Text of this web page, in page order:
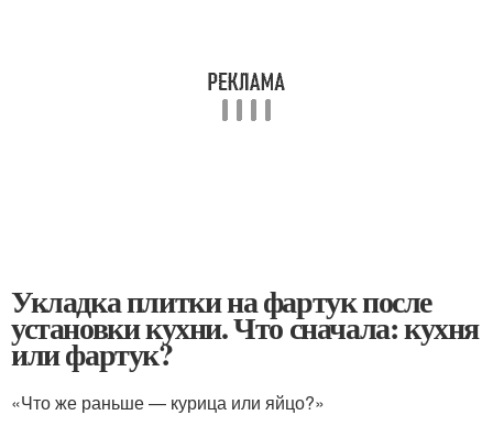
Укладка плитки на фартук после
установки кухни. Что сначала: кухня
или фартук?
«Что же раньше — курица или яйцо?»